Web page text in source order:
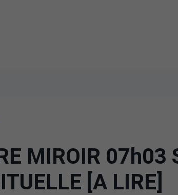
MIROIR 07h03
[A LIRE]